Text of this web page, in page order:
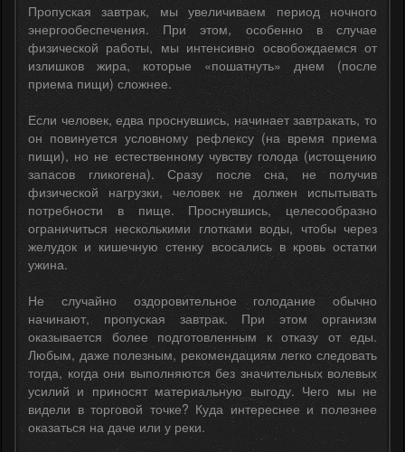
Пропуская завтрак, мы увеличиваем период ночного
энергообеспечения. При этом, особенно в случае
физической работы, мы интенсивно освобождаемся от
излишков жира, которые «пошатнуть» днем (после
приема пищи) сложнее.
Если человек, едва проснувшись, начинает завтракать, то
он повинуется условному рефлексу (на время приема
пищи), но не естественному чувству голода (истощению
запасов гликогена). Сразу после сна, не получив
физической нагрузки, человек не должен испытывать
потребности в пище. Проснувшись, целесообразно
ограничиться несколькими глотками воды, чтобы через
желудок и кишечную стенку всосались в кровь остатки
ужина.
Не случайно оздоровительное голодание обычно
начинают, пропуская завтрак. При этом организм
оказывается более подготовленным к отказу от еды.
Любым, даже полезным, рекомендациям легко следовать
тогда, когда они выполняются без значительных волевых
усилий и приносят материальную выгоду. Чего мы не
видели в торговой точке? Куда интереснее и полезнее
оказаться на даче или у реки.